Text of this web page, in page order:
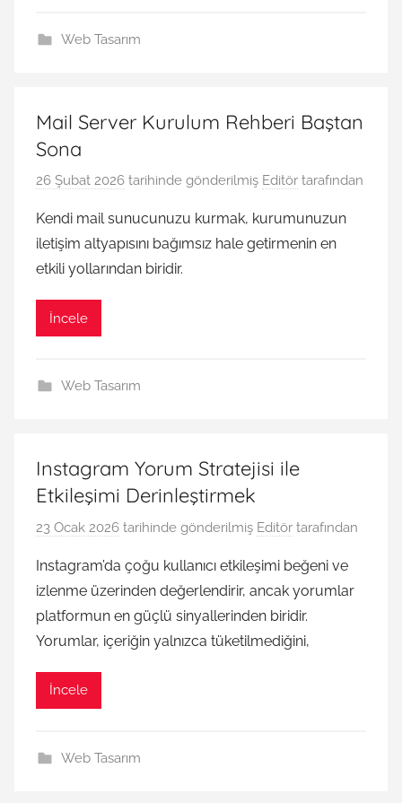
Web Tasarım
Mail Server Kurulum Rehberi Baştan
Sona
26 Şubat 2026 tarihinde gönderilmiş Editör tarafından
Kendi mail sunucunuzu kurmak, kurumunuzun
iletişim altyapısını bağımsız hale getirmenin en
etkili yollarından biridir.
İncele
Web Tasarım
Instagram Yorum Stratejisi ile
Etkileşimi Derinleştirmek
23 Ocak 2026 tarihinde gönderilmiş Editör tarafından
Instagram’da çoğu kullanıcı etkileşimi beğeni ve
izlenme üzerinden değerlendirir, ancak yorumlar
platformun en güçlü sinyallerinden biridir.
Yorumlar, içeriğin yalnızca tüketilmediğini,
İncele
Web Tasarım